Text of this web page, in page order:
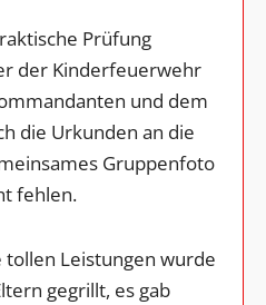
Prüfung
der Kinderfeuerwehr
und dem
die Urkunden an die
Gruppenfoto
fehlen.
Leistungen wurde
gegrillt, es gab